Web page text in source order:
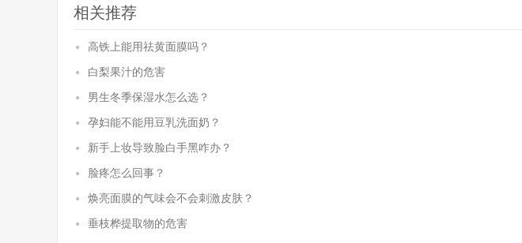
相关推荐
高铁上能用祛黄面膜吗？
白梨果汁的危害
男生冬季保湿水怎么选？
孕妇能不能用豆乳洗面奶？
新手上妆导致脸白手黑咋办？
脸疼怎么回事？
焕亮面膜的气味会不会刺激皮肤？
垂枝桦提取物的危害